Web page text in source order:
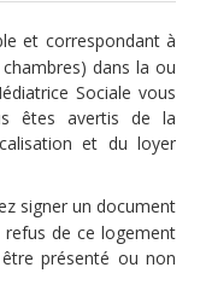
et correspondant à
dans la ou
Sociale vous
êtes avertis de la
et du loyer
signer un document
de ce logement
présenté ou non